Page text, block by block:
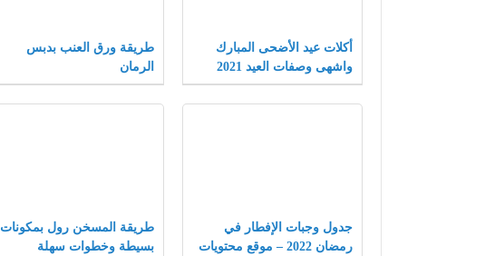
أكلات عيد الأضحى المبارك
واشهى وصفات العيد 2021
طريقة ورق العنب بدبس
الرمان
جدول وجبات الإفطار في
رمضان 2022 – موقع محتويات
طريقة المسخن رول بمكونات
بسيطة وخطوات سهلة